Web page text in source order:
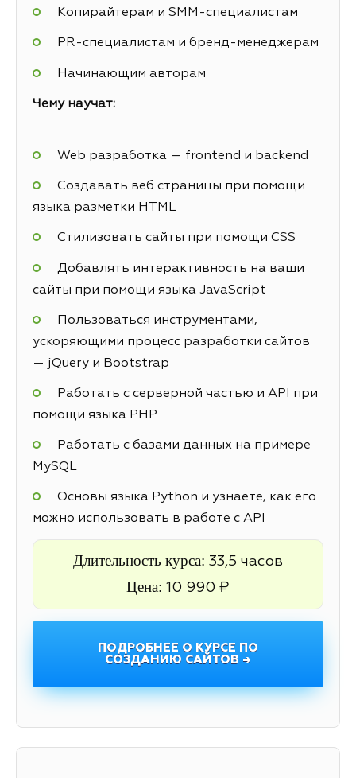
Копирайтерам и SMM-специалистам
PR-специалистам и бренд-менеджерам
Начинающим авторам
Чему научат:
Web разработка — frontend и backend
Создавать веб страницы при помощи
языка разметки HTML
Стилизовать сайты при помощи CSS
Добавлять интерактивность на ваши
сайты при помощи языка JavaScript
Пользоваться инструментами,
ускоряющими процесс разработки сайтов
— jQuery и Bootstrap
Работать с серверной частью и API при
помощи языка PHP
Работать с базами данных на примере
MySQL
Основы языка Python и узнаете, как его
можно использовать в работе с API
Длительность курса: 33,5 часов
Цена: 10 990 ₽
ПОДРОБНЕЕ О КУРСЕ ПО
СОЗДАНИЮ САЙТОВ →